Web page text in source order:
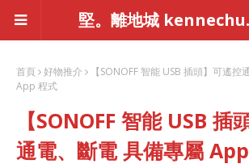
堅。離地城
首頁 好物推介
【SONOFF 智能 USB 插頭】可遙
App 程式
【SONOFF 智能 USB 插
通電、斷電 具備專屬